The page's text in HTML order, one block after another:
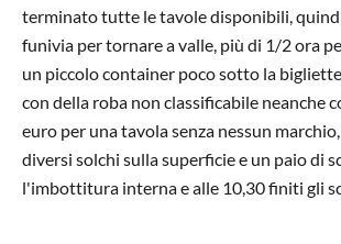
terminato tutte le tavole disponibili,
funivia per tornare a valle, più di 1/2 ora
un piccolo container poco sotto la
con della roba non classificabile neanche
euro per una tavola senza nessun
diversi solchi sulla superficie e un paio di
l'imbottitura interna e alle 10,30 finiti gli